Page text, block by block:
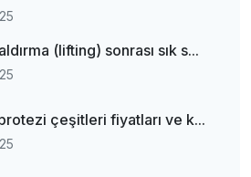
(lifting) sonrası sık s...
çeşitleri fiyatları ve k...